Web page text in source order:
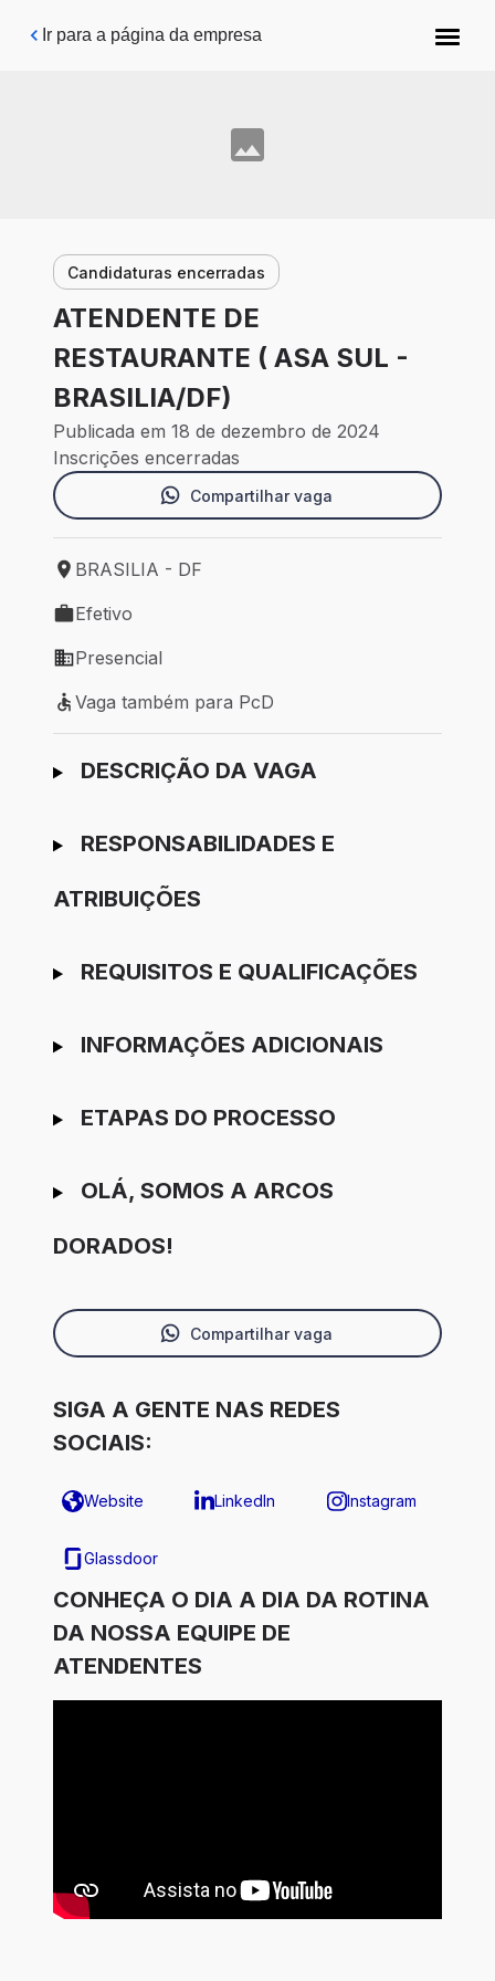
Pular para o conteúdo principal
Ir para a página da empresa
Candidaturas encerradas
ATENDENTE DE
RESTAURANTE ( ASA SUL -
BRASILIA/DF)
Publicada em 18 de dezembro de 2024
Inscrições encerradas
Compartilhar vaga
Local de trabalho: BRASILIA - DF
BRASILIA - DF
Tipo de vaga: Efetivo
Efetivo
Modelo de trabalho: Presencial
Presencial
Vaga também para PcD
Vaga também para PcD
Ir para candidatura
DESCRIÇÃO DA VAGA
RESPONSABILIDADES E
ATRIBUIÇÕES
REQUISITOS E QUALIFICAÇÕES
INFORMAÇÕES ADICIONAIS
ETAPAS DO PROCESSO
OLÁ, SOMOS A ARCOS
DORADOS!
Compartilhar vaga
SIGA A GENTE NAS REDES
SOCIAIS:
Website LinkedIn Instagram
Glassdoor
CONHEÇA O DIA A DIA DA ROTINA
DA NOSSA EQUIPE DE
ATENDENTES